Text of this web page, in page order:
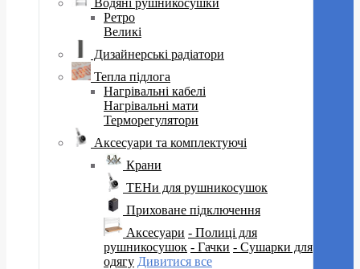
Водяні рушникосушки
Ретро
Великі
Дизайнерські радіатори
Тепла підлога
Нагрівальні кабелі
Нагрівальні мати
Терморегулятори
Аксесуари та комплектуючі
Крани
ТЕНи для рушникосушок
Приховане підключення
Аксесуари - Полиці для
рушникосушок - Гачки - Сушарки для
одягу Дивитися все